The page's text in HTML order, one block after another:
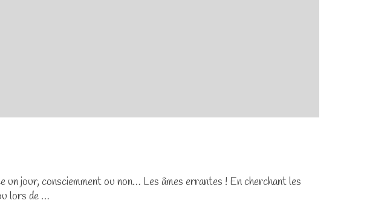
jour, consciemment ou non… Les âmes errantes ! En cherchant les
lors de …